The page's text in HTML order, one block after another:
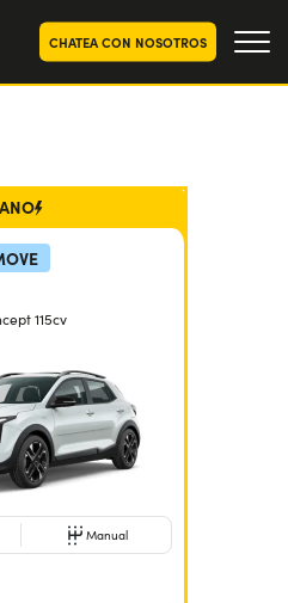
CHATEA CON NOSOTROS
MESES
UN PAÍS
115cv
Manual